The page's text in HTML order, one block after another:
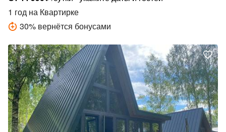
1 год на Квартирке
30% вернётся бонусами